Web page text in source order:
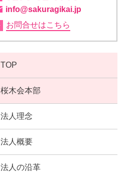
info@sakuragikai.jp
お問合せはこちら
TOP
桜木会本部
法人理念
法人概要
法人の沿革